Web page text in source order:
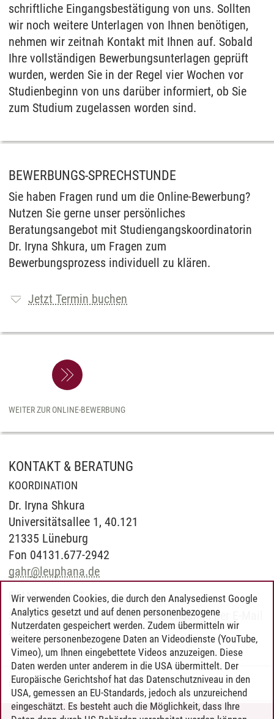
schriftliche Eingangsbestätigung von uns. Sollten
wir noch weitere Unterlagen von Ihnen benötigen,
nehmen wir zeitnah Kontakt mit Ihnen auf. Sobald
Ihre vollständigen Bewerbungsunterlagen geprüft
wurden, werden Sie in der Regel vier Wochen vor
Studienbeginn von uns darüber informiert, ob Sie
zum Studium zugelassen worden sind.
BEWERBUNGS-SPRECHSTUNDE
Sie haben Fragen rund um die Online-Bewerbung?
Nutzen Sie gerne unser persönliches
Beratungsangebot mit Studiengangskoordinatorin
Dr. Iryna Shkura, um Fragen zum
Bewerbungsprozess individuell zu klären.
Jetzt Termin buchen
WEITER ZUR ONLINE-BEWERBUNG
KONTAKT & BERATUNG
KOORDINATION
Dr. Iryna Shkura
Universitätsallee 1, 40.121
21335 Lüneburg
Fon 04131.677-2942
gahr@leuphana.de
E-MAIL-KONTAKT
Sie erreichen das Team des Studiengangs per E-Mail
angahr@leuphana.de.
Professional School/04.08.2026
Wir verwenden Cookies, die durch den Analysedienst Google
Analytics gesetzt und auf denen personenbezogene
Nutzerdaten gespeichert werden. Zudem übermitteln wir
weitere personenbezogene Daten an Videodienste (YouTube,
Vimeo), um Ihnen eingebettete Videos anzuzeigen. Diese
Daten werden unter anderem in die USA übermittelt. Der
Europäische Gerichtshof hat das Datenschutzniveau in den
USA, gemessen an EU-Standards, jedoch als unzureichend
eingeschätzt. Es besteht auch die Möglichkeit, dass Ihre